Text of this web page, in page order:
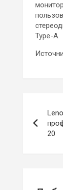
Type-A.
по
20